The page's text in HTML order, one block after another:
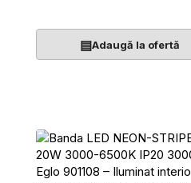
▤Adaugă la ofertă